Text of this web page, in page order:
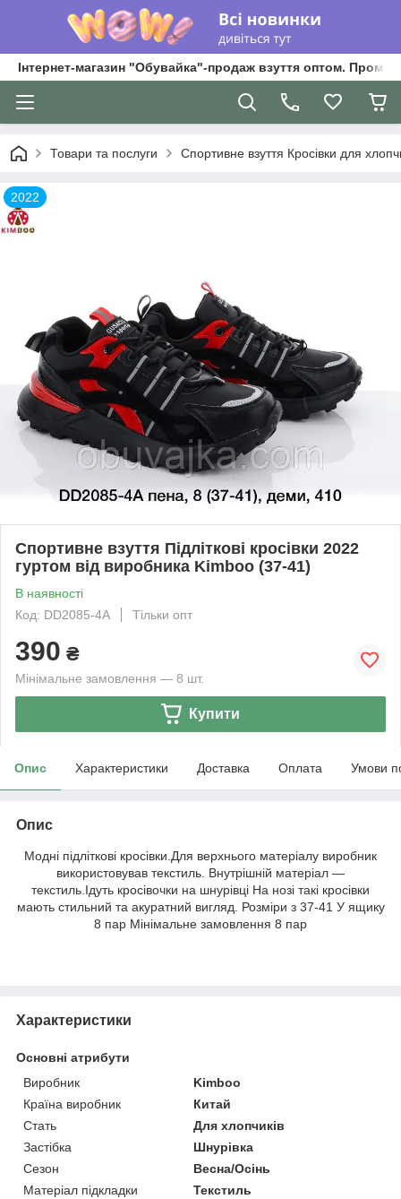
Інтернет-магазин "Обувайка"-продаж взуття оптом.
Товари та послуги Спортивне взуття Кросівки для
2022
Спортивне взуття Підліткові кросівки 2022
гуртом від виробника Kimboo (37-41)
В наявності
Код: DD2085-4A
Тільки опт
390 ₴
Мінімальне замовлення — 8 шт.
Купити
Опис Характеристики Доставка Оплата Умови
Опис
Модні підліткові кросівки.Для верхнього матеріалу виробник
використовував текстиль. Внутрішній матеріал —
текстиль.Ідуть кросівочки на шнурівці На нозі такі кросівки
мають стильний та акуратний вигляд. Розміри з 37-41 У ящику
8 пар Мінімальне замовлення 8 пар
Характеристики
Основні атрибути
Виробник
Kimboo
Країна виробник
Китай
Стать
Для хлопчиків
Застібка
Шнурівка
Сезон
Весна/Осінь
Матеріал підкладки
Текстиль